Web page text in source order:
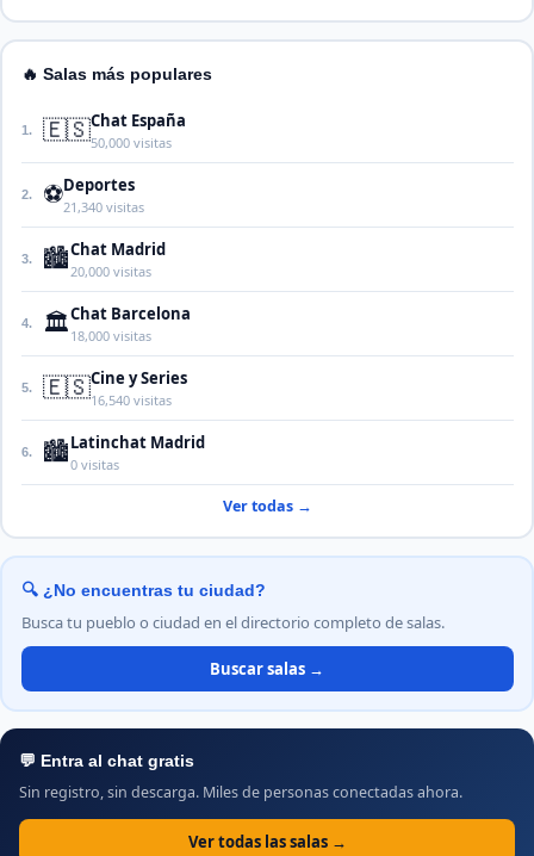
🔥 Salas más populares
1. 🇪🇸Chat España
50,000 visitas
2. ⚽Deportes
21,340 visitas
3. 🏙️Chat Madrid
20,000 visitas
4. 🏛️Chat Barcelona
18,000 visitas
5. 🇪🇸Cine y Series
16,540 visitas
6. 🏙️Latinchat Madrid
0 visitas
Ver todas →
🔍 ¿No encuentras tu ciudad?
Busca tu pueblo o ciudad en el directorio completo de salas.
Buscar salas →
💬 Entra al chat gratis
Sin registro, sin descarga. Miles de personas conectadas ahora.
Ver todas las salas →